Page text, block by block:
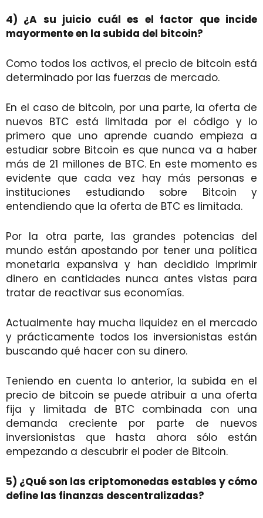
4) ¿A su juicio cuál es el factor que incide
mayormente en la subida del bitcoin?
Como todos los activos, el precio de bitcoin está
determinado por las fuerzas de mercado.
En el caso de bitcoin, por una parte, la oferta de
nuevos BTC está limitada por el código y lo
primero que uno aprende cuando empieza a
estudiar sobre Bitcoin es que nunca va a haber
más de 21 millones de BTC. En este momento es
evidente que cada vez hay más personas e
instituciones estudiando sobre Bitcoin y
entendiendo que la oferta de BTC es limitada.
Por la otra parte, las grandes potencias del
mundo están apostando por tener una política
monetaria expansiva y han decidido imprimir
dinero en cantidades nunca antes vistas para
tratar de reactivar sus economías.
Actualmente hay mucha liquidez en el mercado
y prácticamente todos los inversionistas están
buscando qué hacer con su dinero.
Teniendo en cuenta lo anterior, la subida en el
precio de bitcoin se puede atribuir a una oferta
fija y limitada de BTC combinada con una
demanda creciente por parte de nuevos
inversionistas que hasta ahora sólo están
empezando a descubrir el poder de Bitcoin.
5) ¿Qué son las criptomonedas estables y cómo
define las finanzas descentralizadas?